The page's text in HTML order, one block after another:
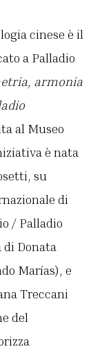
cinese è il
a Palladio
armonia
al Museo
è nata
su
di
/ Palladio
Donata
Marías), e
Treccani
del